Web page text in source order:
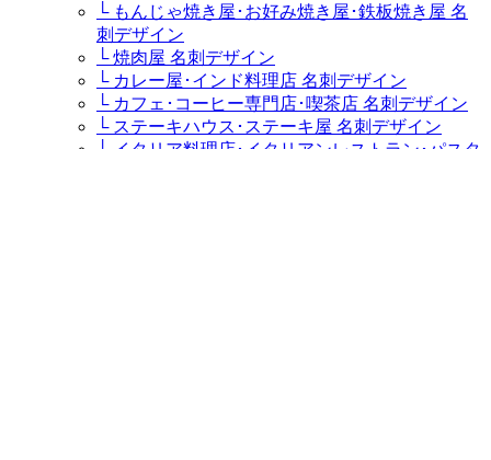
└ もんじゃ焼き屋･お好み焼き屋･鉄板焼き屋 名
刺デザイン
└ 焼肉屋 名刺デザイン
└ カレー屋･インド料理店 名刺デザイン
└ カフェ･コーヒー専門店･喫茶店 名刺デザイン
└ ステーキハウス･ステーキ屋 名刺デザイン
└ イタリア料理店･イタリアンレストラン･パスタ